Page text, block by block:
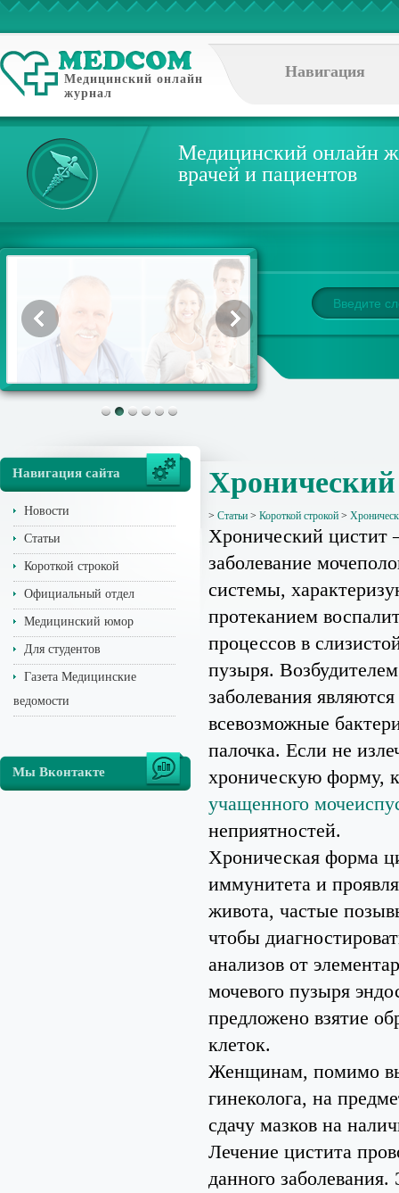
Медицинский онлайн
журнал
Навигация
Медицинский онлайн
врачей и пациентов
Навигация сайта
Новости
Статьи
Короткой строкой
Официальный отдел
Медицинский юмор
Для студентов
Газета Медицинские
ведомости
Мы Вконтакте
> Статьи > Короткой строкой >
Хронический цистит
заболевание
системы,
протеканием
процессов в
пузыря. Возбудителем
заболевания являются
всевозможные
палочка. Если не
хроническую форму,
учащенного
неприятностей.
Хроническая форма
иммунитета и
живота, частые
чтобы
анализов от
мочевого пузыря
предложено взятие
клеток.
Женщинам, помимо
гинеколога, на
сдачу мазков на
Лечение цистита
данного